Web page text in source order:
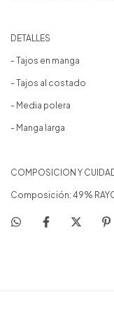
DETALLES
- Tajos en manga
- Tajos al costado
- Media polera
- Manga larga
COMPOSICION Y
Composición: 49%